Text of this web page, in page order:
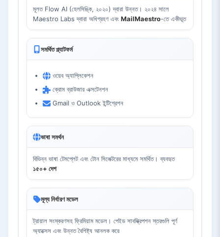
মূলত Flow AI (হেলসিঙ্কি, ২০২০) দ্বারা উন্নত। ২০২৪ সালে
Maestro Labs দ্বারা অধিগ্রহণ এবং MailMaestro-তে একীভূত
সমর্থিত প্ল্যাটফর্ম
ওয়েব অ্যাপ্লিকেশন
ক্রোম ব্রাউজার এক্সটেনশন
Gmail ও Outlook ইন্টিগ্রেশন
ভাষা সমর্থন
বিভিন্ন ভাষা টেমপ্লেট এবং টোন সিলেক্টরের মাধ্যমে সমর্থিত। ব্যবহৃত
১৫০+ দেশ
মূল্য নির্ধারণ মডেল
ট্রায়াল সংস্করণসহ ফ্রিমিয়াম মডেল। পেইড সাবস্ক্রিপশন স্তরগুলি পূর্ণ
অ্যাক্সেস এবং উন্নত বৈশিষ্ট্য আনলক করে